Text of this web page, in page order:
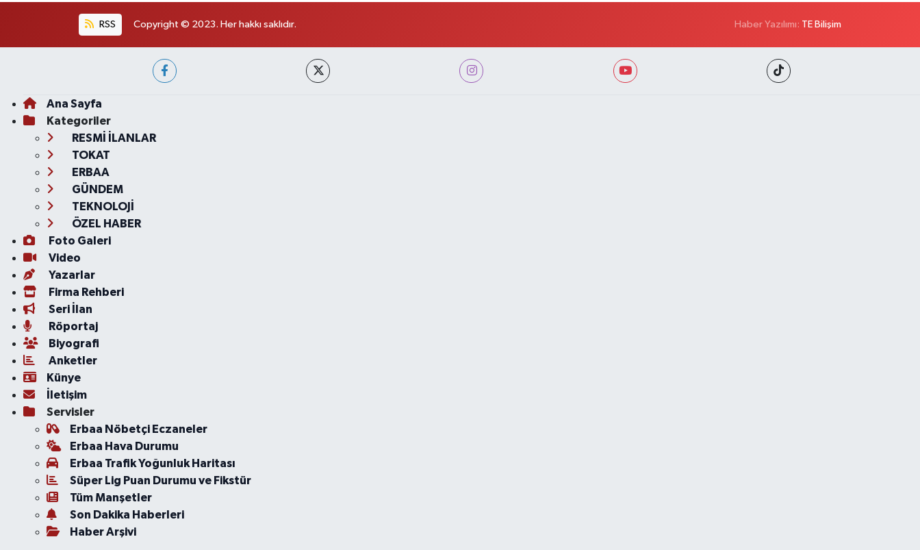
RSS Copyright © 2023. Her hakkı saklıdır. Haber Yazılımı: TE Bilişim
Ana Sayfa
Kategoriler
RESMİ İLANLAR
TOKAT
ERBAA
GÜNDEM
TEKNOLOJİ
ÖZEL HABER
Foto Galeri
Video
Yazarlar
Firma Rehberi
Seri İlan
Röportaj
Biyografi
Anketler
Künye
İletişim
Servisler
Erbaa Nöbetçi Eczaneler
Erbaa Hava Durumu
Erbaa Trafik Yoğunluk Haritası
Süper Lig Puan Durumu ve Fikstür
Tüm Manşetler
Son Dakika Haberleri
Haber Arşivi